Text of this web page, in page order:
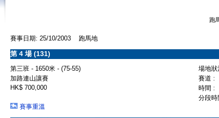
跑
賽事日期: 25/10/2003 跑馬地
第 4 場 (131)
第三班 - 1650米 - (75-55)
場地
加路連山讓賽
賽道 :
HK$ 700,000
時間 :
分段
賽事重溫